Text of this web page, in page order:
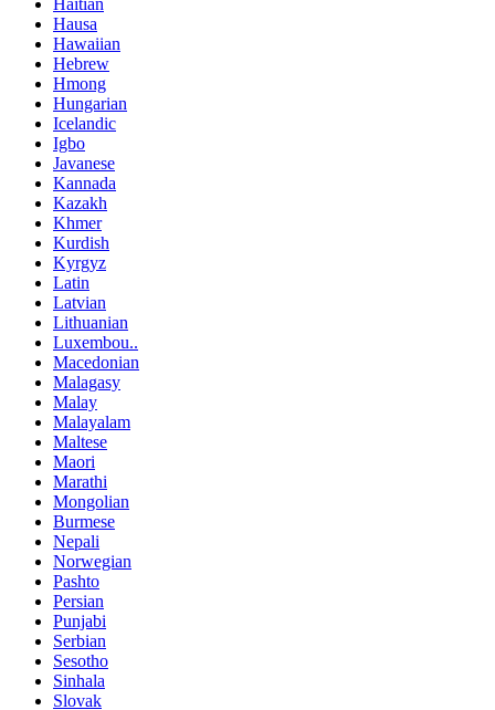
Haitian
Hausa
Hawaiian
Hebrew
Hmong
Hungarian
Icelandic
Igbo
Javanese
Kannada
Kazakh
Khmer
Kurdish
Kyrgyz
Latin
Latvian
Lithuanian
Luxembou..
Macedonian
Malagasy
Malay
Malayalam
Maltese
Maori
Marathi
Mongolian
Burmese
Nepali
Norwegian
Pashto
Persian
Punjabi
Serbian
Sesotho
Sinhala
Slovak